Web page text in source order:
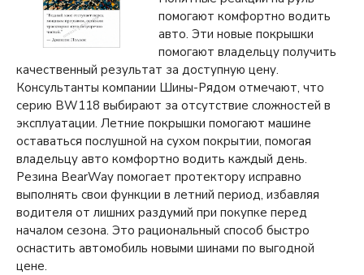
помогают комфортно водить
авто. Эти новые покрышки
помогают владельцу получить
качественный результат за доступную цену.
Консультанты компании Шины-Рядом отмечают, что
серию BW118 выбирают за отсутствие сложностей в
эксплуатации. Летние покрышки помогают машине
оставаться послушной на сухом покрытии, помогая
владельцу авто комфортно водить каждый день.
Резина BearWay помогает протектору исправно
выполнять свои функции в летний период, избавляя
водителя от лишних раздумий при покупке перед
началом сезона. Это рациональный способ быстро
оснастить автомобиль новыми шинами по выгодной
цене.